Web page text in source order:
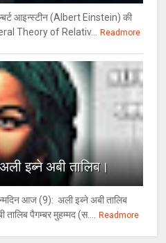
आइन्स्टीन (Albert Einstein) की
Theory of Relativ... Readmore
इब्ने अबी तालिब।
आज (9): अली इब्ने अबी तालिब
पैगम्बर मुहम्मद (स.... Readmore